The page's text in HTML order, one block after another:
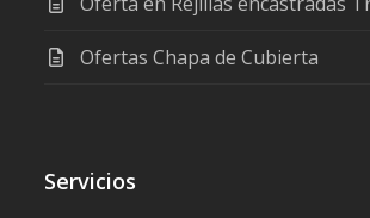
Ofertas Chapa de Cubierta
Servicios